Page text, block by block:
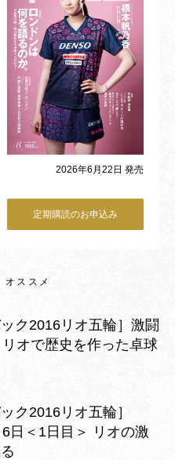
2026年6月22日 発売
定期購読のお申込み
オススメ
ック2016リオ五輪］激闘
オで歴史を作った卓球
ク2016リオ五輪］
日＜1日目＞ リオの激